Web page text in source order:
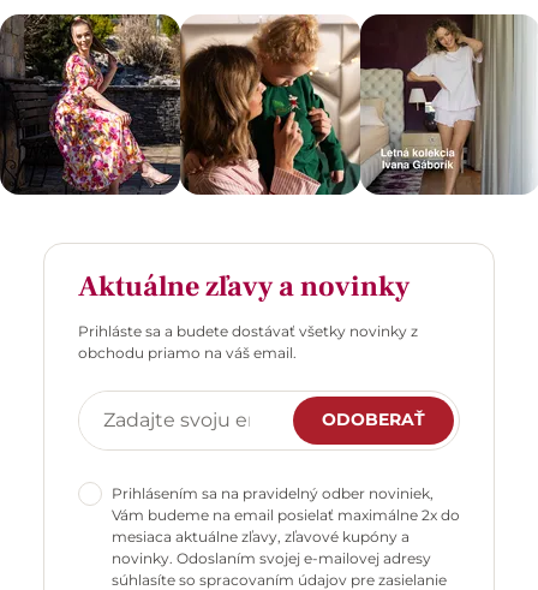
Aktuálne zľavy a novinky
Prihláste sa a budete dostávať všetky novinky z
obchodu priamo na váš email.
ODOBERAŤ
Prihlásením sa na pravidelný odber noviniek,
Vám budeme na email posielať maximálne 2x do
mesiaca aktuálne zľavy, zľavové kupóny a
novinky. Odoslaním svojej e-mailovej adresy
súhlasíte so spracovaním údajov pre zasielanie